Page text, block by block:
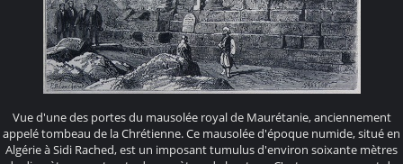
Vue d'une des portes du mausolée royal de Maurétanie, anciennement
appelé tombeau de la Chrétienne. Ce mausolée d'époque numide, situé en
Algérie à Sidi Rached, est un imposant tumulus d'environ soixante mètres